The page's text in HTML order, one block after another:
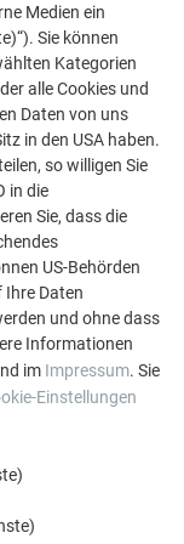
Sie
langlebigen
und
Medien ein
Sie können
Kategorien
alle Cookies und
Daten von uns
in den USA haben.
so willigen Sie
in die
Sie, dass die
US-Behörden
Daten
und ohne dass
Informationen
im Impressum. Sie
Einstellungen